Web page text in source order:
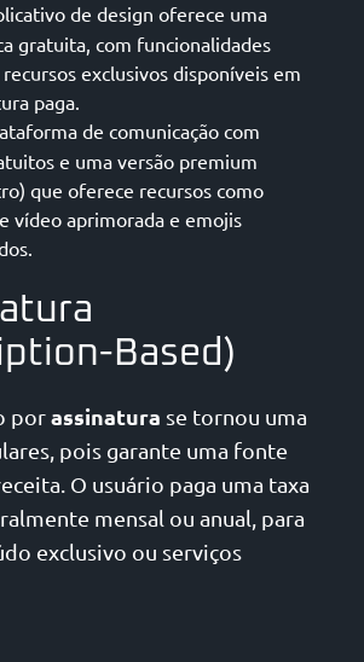
de design oferece uma
gratuita, com funcionalidades
exclusivos disponíveis em
paga.
de comunicação com
e uma versão premium
que oferece recursos como
vídeo aprimorada e emojis
Based)
porassinatura se tornou uma
pois garante uma fonte
O usuário paga uma taxa
mensal ou anual, para
exclusivo ou serviços